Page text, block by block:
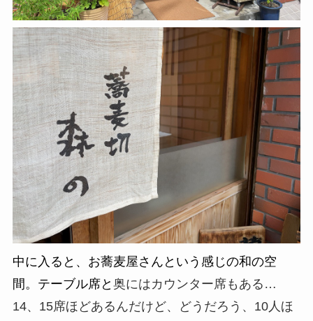
中に入ると、お蕎麦屋さんという感じの和の空
間。テーブル席と 奥にはカウンター席もある…
14、15席ほどあるんだけど、どうだろう、 10人ほ